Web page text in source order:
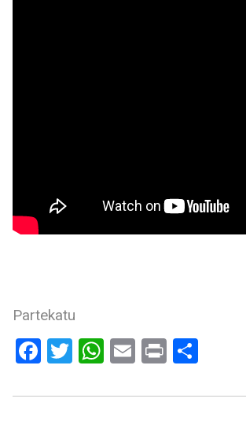
Partekatu
Facebook
Twitter
WhatsApp
Email
PrintShare